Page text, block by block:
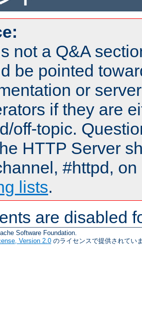
not a Q&A
be pointed
or
if they are
off-topic.
HTTP Server
#httpd,
lists.
are disabled
Software Foundation.
Version 2.0 のライセンスで提供されてい